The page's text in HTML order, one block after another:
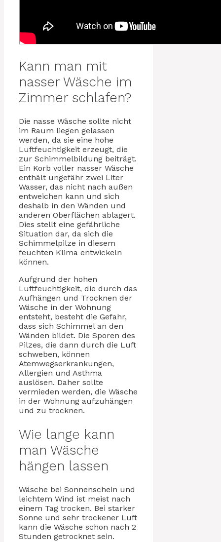
Kann man mit
nasser Wäsche im
Zimmer schlafen?
Die nasse Wäsche sollte nicht
im Raum liegen gelassen
werden, da sie eine hohe
Luftfeuchtigkeit erzeugt, die
zur Schimmelbildung beiträgt.
Ein Korb voller nasser Wäsche
enthält ungefähr zwei Liter
Wasser, das nicht nach außen
entweichen kann und sich
deshalb in den Wänden und
anderen Oberflächen ablagert.
Dies stellt eine gefährliche
Situation dar, da sich die
Schimmelpilze in diesem
feuchten Klima entwickeln
können.
Aufgrund der hohen
Luftfeuchtigkeit, die durch das
Aufhängen und Trocknen der
Wäsche in der Wohnung
entsteht, besteht die Gefahr,
dass sich Schimmel an den
Wänden bildet. Die Sporen des
Pilzes, die dann durch die Luft
schweben, können
Atemwegserkrankungen,
Allergien und Asthma
auslösen. Daher sollte
vermieden werden, die Wäsche
in der Wohnung aufzuhängen
und zu trocknen.
Wie lange kann
man Wäsche
hängen lassen
Wäsche bei Sonnenschein und
leichtem Wind ist meist nach
einem Tag trocken. Bei starker
Sonne und sehr trockener Luft
kann die Wäsche schon nach 2
Stunden getrocknet sein.